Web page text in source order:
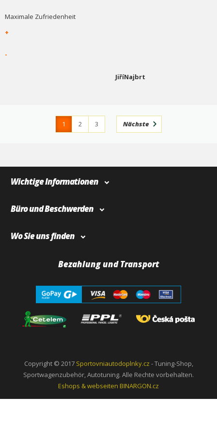
Maximale Zufriedenheit
+
-
JiříNajbrt
1 2
3
Nächste
Wichtige Informationen
Büro und Beschwerden
Wo Sie uns finden
Bezahlung und Transport
Copyright © 2017 Sportovniautodoplnky.cz - Tuning-Shop,
Sportwagenzubehör, Autotuning. Alle Rechte vorbehalten.
Eshops & webseiten BINARGON.cz